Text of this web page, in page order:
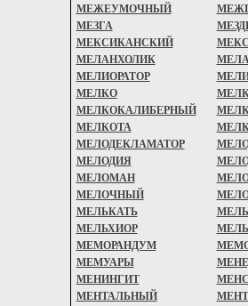
МЕЖЕУМОЧНЫЙ
МЕЗГА
МЕКСИКАНСКИЙ
МЕЛАНХОЛИК
МЕЛИОРАТОР
МЕЛКО
МЕЛКОКАЛИБЕРНЫЙ
МЕЛКОТА
МЕЛОДЕКЛАМАТОР
МЕЛОДИЯ
МЕЛОМАН
МЕЛОЧНЫЙ
МЕЛЬКАТЬ
МЕЛЬХИОР
МЕМОРАНДУМ
МЕМУАРЫ
МЕНИНГИТ
МЕНТАЛЬНЫЙ